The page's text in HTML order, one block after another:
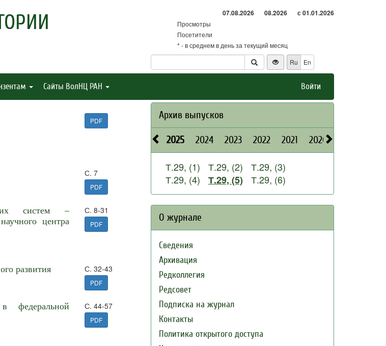
07.08.2026 08.2026 с 01.01.2026
Просмотры
Посетители
* - в среднем в день за текущий месяц
Ru
En
Сайты ВолНЦ РАН Войти
PDF
С. 7
PDF
систем –
центра
С. 8-31
PDF
развития С. 32-43
PDF
федеральной
С. 44-57
PDF
Архив выпусков
2025 2024 2023 2022 2021 2020
Т.29, (1) Т.29, (2)
Т.29, (3)
Т.29, (4)
Т.29, (5) Т.29, (6)
О журнале
Сведения
Архивация
Редколлегия
Редсовет
Подписка на журнал
Контакты
Политика открытого доступа